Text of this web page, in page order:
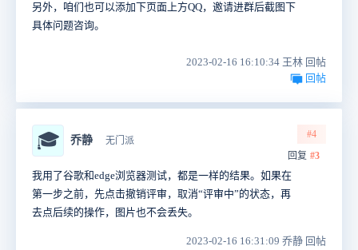
另外，咱们也可以添加下页面上方QQ，邀请进群后截图下
具体问题咨询。
2023-02-16 16:10:34 王林 回帖
回帖
🎓 乔静 无门派
#4
回复 #3
我用了谷歌和edge浏览器测试，都是一样的结果。如果在
第一步之前，先点击撤销评审，取消“评审中”的状态，再
去点后续的操作，图片也不会丢失。
2023-02-16 16:31:09 乔静 回帖